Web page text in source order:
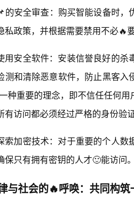
的安全审查：购买智能设备时
私政策，并根据需要禁用不必🔥
用安全软件：安装信誉良好的杀
测和清除恶意软件，防止黑客入
种重要的理念，即不信任任何
有访问都必须经过严格的身份验
索加密技术：对于重要的个人数
保只有拥有密钥的人才🙂能访问
与社会的🔥呼唤：共同构